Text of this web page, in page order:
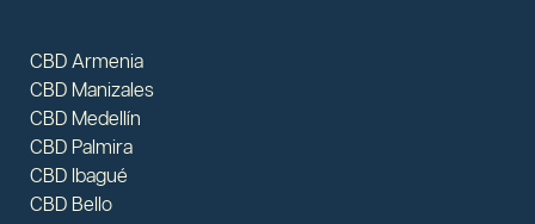
CBD Armenia
CBD Manizales
CBD Medellín
CBD Palmira
CBD Ibagué
CBD Bello